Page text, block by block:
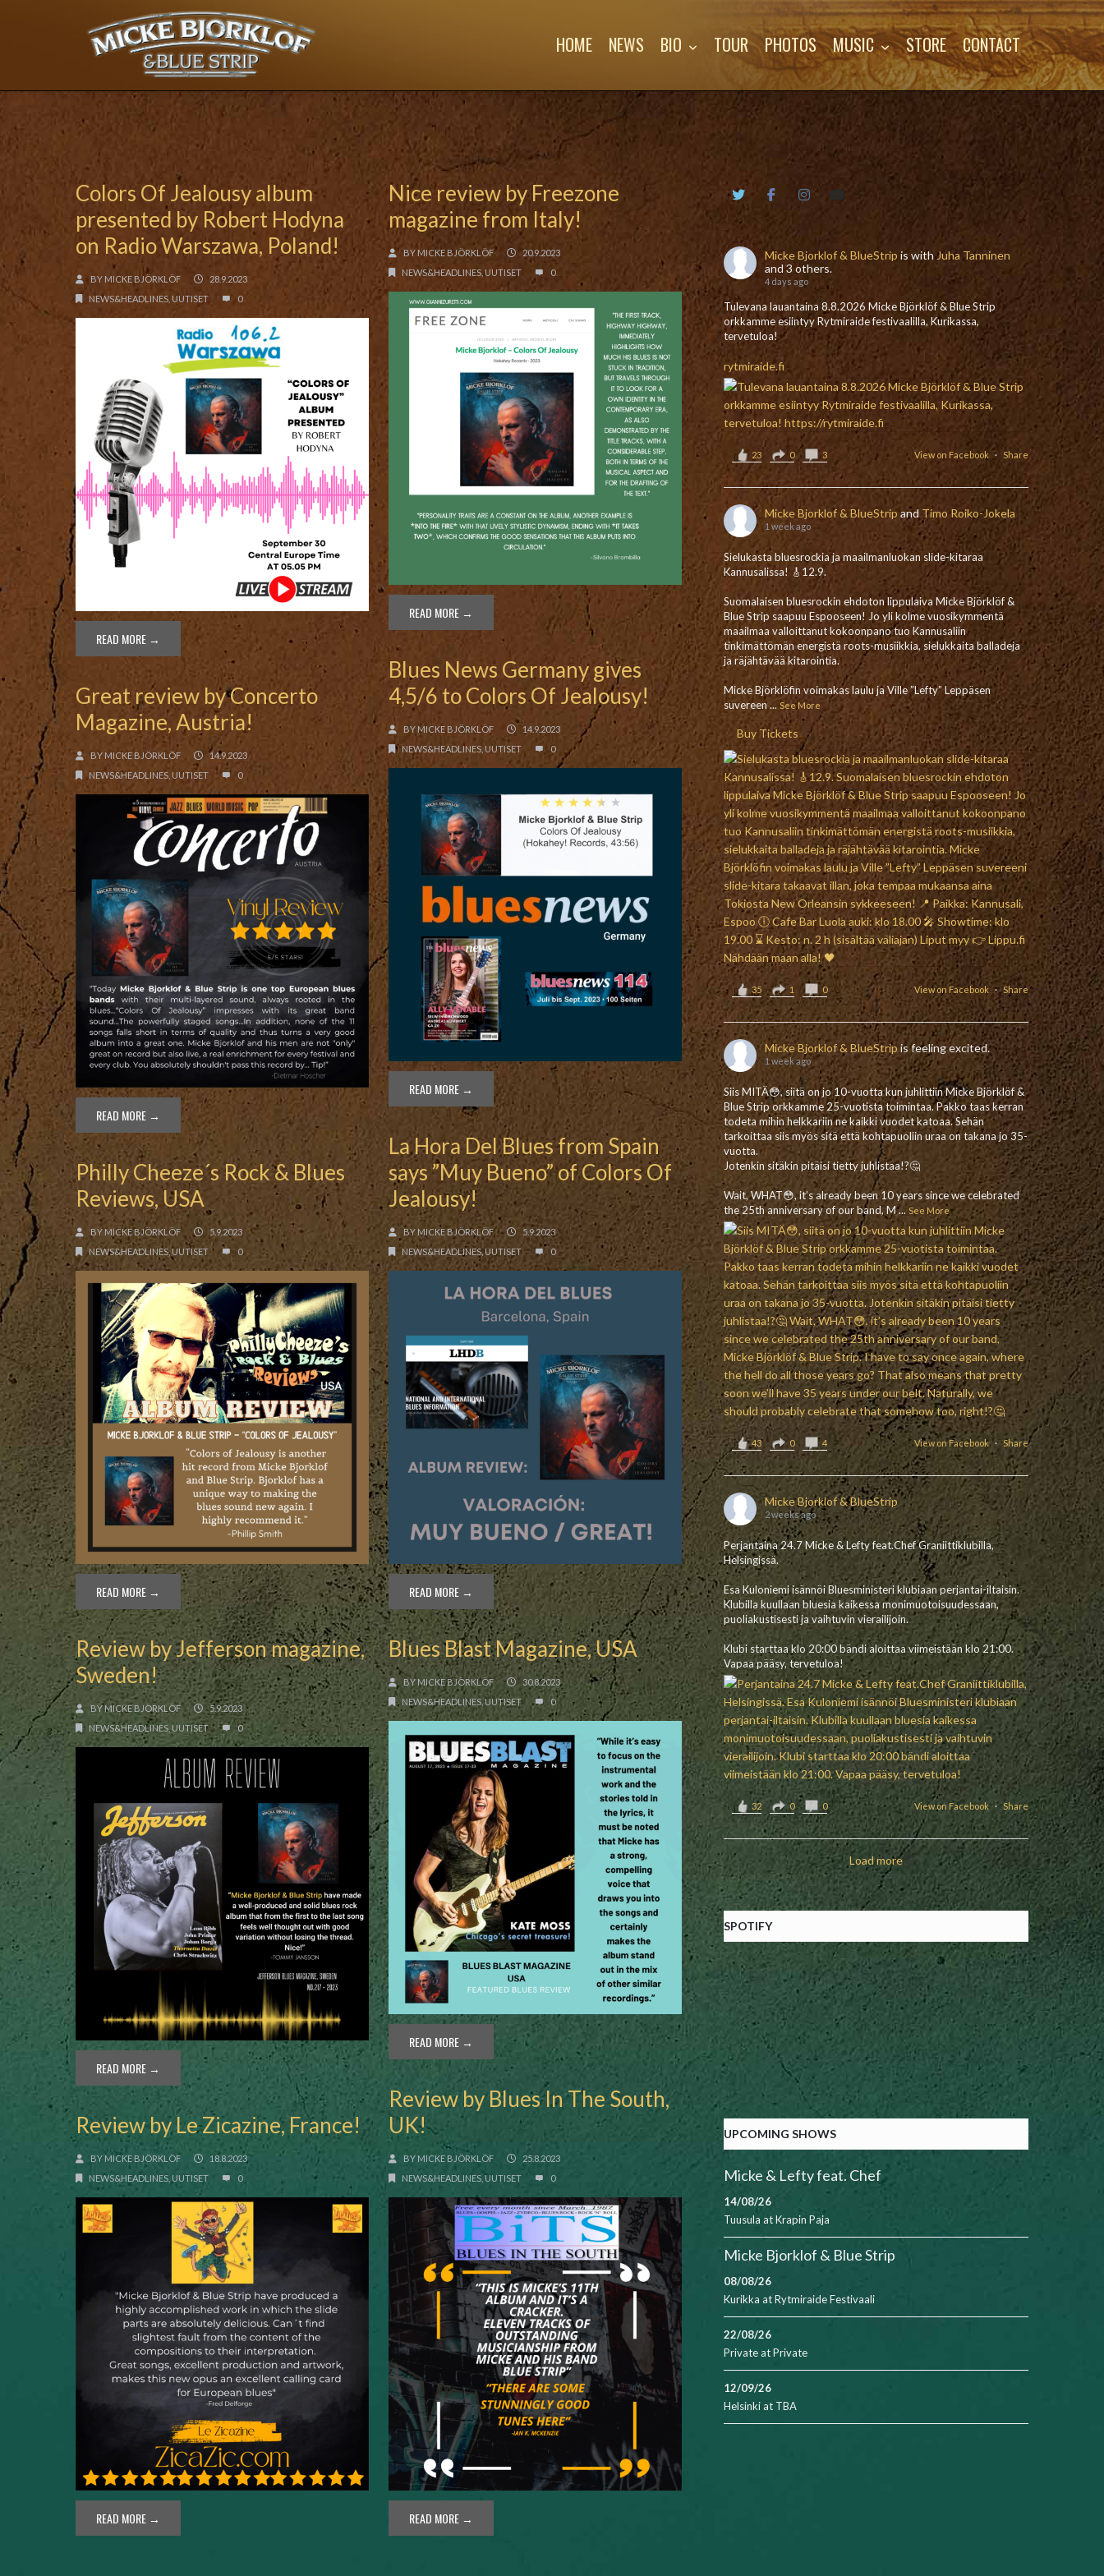
HOME NEWS BIO TOUR PHOTOS MUSIC STORE CONTACT
Colors Of Jealousy album
presented by Robert Hodyna
on Radio Warszawa, Poland!
BY MICKE BJÖRKLÖF
28.9.2023
NEWS&HEADLINES UUTISET 0
READ MORE →
Nice review by Freezone
magazine from Italy!
BY MICKE BJÖRKLÖF
20.9.2023
NEWS&HEADLINES UUTISET 0
READ MORE →
Blues News Germany gives
4,5/6 to Colors Of Jealousy!
BYMICKE BJÖRKLÖF
14.9.2023
NEWS&HEADLINES UUTISET 0
READ MORE →
Great review by Concerto
Magazine, Austria!
BY MICKE BJÖRKLÖF
14.9.2023
NEWS&HEADLINES UUTISET 0
READ MORE →
La Hora Del Blues from Spain
says ”Muy Bueno” of Colors Of
Jealousy!
BY MICKE BJÖRKLÖF
5.9.2023
NEWS&HEADLINES,UUTISET 0
READ MORE →
Philly Cheeze´s Rock & Blues
Reviews, USA
BYMICKE BJÖRKLÖF
5.9.2023
NEWS&HEADLINES,UUTISET 0
READ MORE →
Review by Jefferson magazine,
Sweden!
BYMICKE BJÖRKLÖF
5.9.2023
NEWS&HEADLINES,UUTISET 0
READ MORE →
Blues Blast Magazine, USA
BY MICKE BJÖRKLÖF
30.8.2023
NEWS&HEADLINES,UUTISET 0
READ MORE →
Review by Blues In The South,
UK!
BY MICKE BJÖRKLÖF
25.8.2023
NEWS&HEADLINES UUTISET 0
READ MORE →
Review by Le Zicazine, France!
BY MICKE BJÖRKLÖF
18.8.2023
NEWS&HEADLINES UUTISET 0
READ MORE →
Micke Bjorklof & BlueStrip is withJuha Tanninen
and 3 others.
4 days ago
Tulevana lauantaina 8.8.2026 Micke Björklöf & Blue Strip
orkkamme esiintyy Rytmiraide festivaalilla, Kurikassa,
tervetuloa!
rytmiraide.fi
View on Facebook · Share
23 0 3
Micke Bjorklof & BlueStripand Timo Roiko-Jokela
1 week ago
Sielukasta bluesrockia ja maailmanluokan slide-kitaraa
Kannusalissa! 🎸12.9.
Suomalaisen bluesrockin ehdoton lippulaiva Micke Björklöf &
Blue Strip saapuu Espooseen! Jo yli kolme vuosikymmentä
maailmaa valloittanut kokoonpano tuo Kannusaliin
tinkimättömän energistä roots-musiikkia, sielukkaita balladeja
ja räjähtävää kitarointia.
Micke Björklöfin voimakas laulu ja Ville ”Lefty” Leppäsen
suvereen...See More
Buy Tickets
View on Facebook · Share
35 1 0
Micke Bjorklof & BlueStrip is feeling excited.
1 week ago
Siis MITÄ😳, siitä on jo 10-vuotta kun juhlittiin Micke Björklöf &
Blue Strip orkkamme 25-vuotista toimintaa. Pakko taas kerran
todeta mihin helkkariin ne kaikki vuodet katoaa. Sehän
tarkoittaa siis myös sitä että kohtapuoliin uraa on takana jo 35-
vuotta.
Jotenkin sitäkin pitäisi tietty juhlistaa!?🤔
Wait, WHAT😳, it’s already been 10 years since we celebrated
the 25th anniversary of our band, M... See More
View on Facebook · Share
43 0 4
Micke Bjorklof & BlueStrip
2 weeks ago
Perjantaina 24.7 Micke & Lefty feat.Chef Graniittiklubilla,
Helsingissä.
Esa Kuloniemi isännöi Bluesministeri klubiaan perjantai-iltaisin.
Klubilla kuullaan bluesia kaikessa monimuotoisuudessaan,
puoliakustisesti ja vaihtuvin vierailijoin.
Klubi starttaa klo 20:00 bändi aloittaa viimeistään klo 21:00.
Vapaa pääsy, tervetuloa!
View on Facebook · Share
32 0 0
Load more
SPOTIFY
UPCOMING SHOWS
Micke & Lefty feat. Chef
14/08/26
Tuusula atKrapin Paja
Micke Bjorklof & Blue Strip
08/08/26
Kurikka atRytmiraide Festivaali
22/08/26
PrivateatPrivate
12/09/26
Helsinkiat TBA